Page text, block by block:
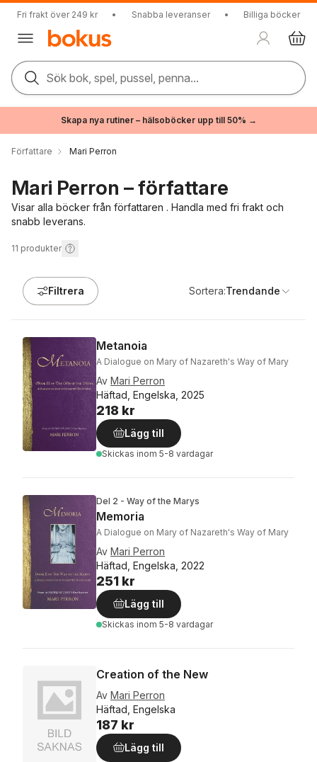
Fri frakt över 249 kr • Snabba leveranser • Billiga böcker
Sök bok, spel, pussel, penna...
Skapa nya rutiner – hälsoböcker upp till 50% →
Författare Mari Perron
Mari Perron – författare
Visar alla böcker från författaren . Handla med fri frakt och
snabb leverans.
11 produkter
Filtrera Sortera:Trendande
Metanoia
A Dialogue on Mary of Nazareth's Way of Mary
Av Mari Perron
Häftad, Engelska, 2025
218 kr
Lägg till
Skickas inom 5-8 vardagar
Del 2 - Way of the Marys
Memoria
A Dialogue on Mary of Nazareth's Way of Mary
Av Mari Perron
Häftad, Engelska, 2022
251 kr
Lägg till
Skickas inom 5-8 vardagar
Creation of the New
Av Mari Perron
Häftad, Engelska
187 kr
Lägg till